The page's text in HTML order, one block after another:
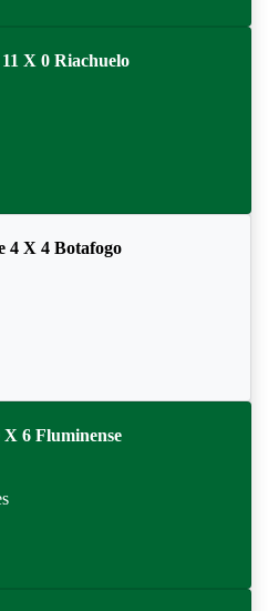
X 0 Riachuelo
4 X 4 Botafogo
X 6 Fluminense